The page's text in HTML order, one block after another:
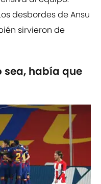
desbordes de Ansu
sirvieron de
sea, había que